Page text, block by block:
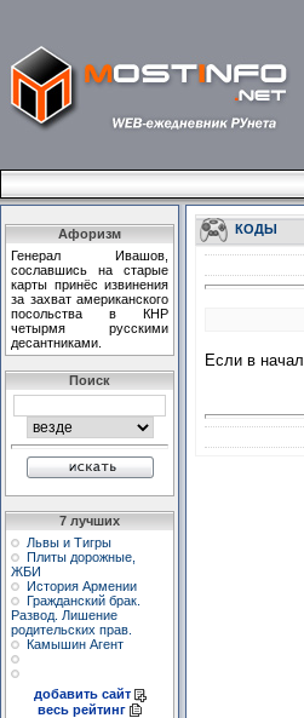
Афоризм
Генеpал Ивашов,
сославшись на стаpые
каpты пpинёс извинения
за захват амеpиканского
посольства в КHР
четыpмя pусскими
десантниками.
Поиск
7 лучших
Львы и Тигры
Плиты дорожные,
ЖБИ
История Армении
Гражданский брак.
Развод. Лишение
родительских прав.
Камышин Агент
добавить сайт
весь рейтинг
КОДЫ
Если в